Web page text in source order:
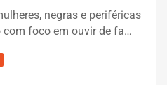
negras e periféricas
foco em ouvir de fa…